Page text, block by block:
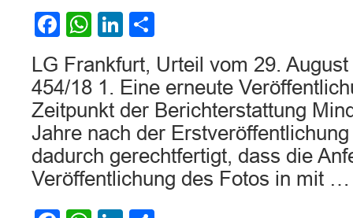
von
intimen
im
Internet
Facebook
WhatsApp
LinkedIn
LG Frankfurt, Urteil vom 29.
454/18 1. Eine erneute
Zeitpunkt der Berichterstattung
Jahre nach der
dadurch gerechtfertigt, dass die
Veröffentlichung des Fotos in mit